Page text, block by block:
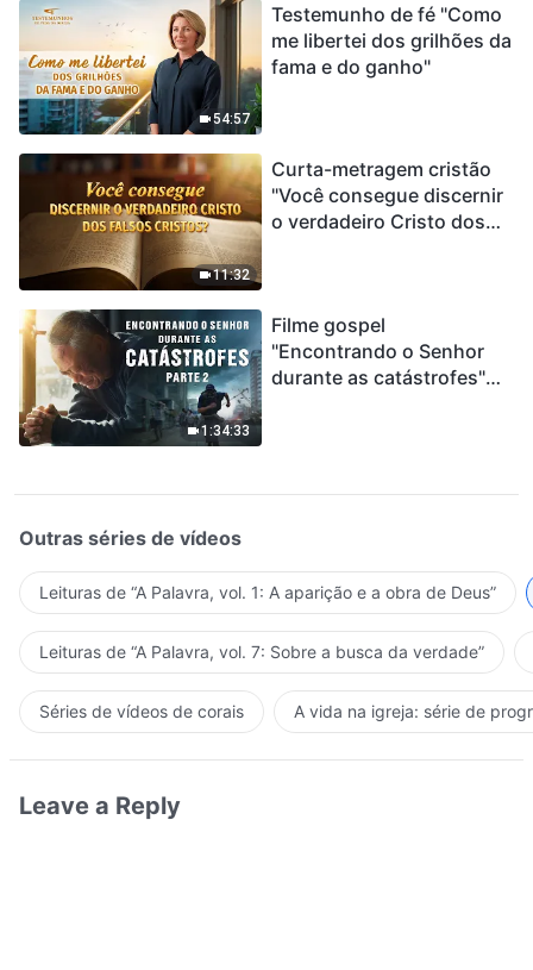
54:57
Testemunho de fé "Como
me libertei dos grilhões da
fama e do ganho"
11:32
Curta-metragem cristão
"Você consegue discernir
o verdadeiro Cristo dos
1:34:33
Filme gospel
"Encontrando o Senhor
durante as catástrofes"
encontrou uma maneira
de sobreviver?
Outras séries de vídeos
Leituras de “A Palavra, vol. 1: A aparição e a obra de Deus”
Leituras de “A Palavra, vol. 7: Sobre a busca da verdade”
Séries de vídeos de corais A vida na igreja: série de
Leave a Reply